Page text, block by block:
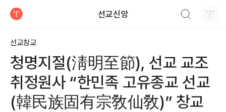
선교신앙
선교창교
청명지절(淸明至節), 선교 교조
취정원사 “한민족 고유종교 선교
(韓民族固有宗敎仙敎)” 창교